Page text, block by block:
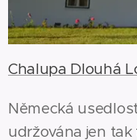
Chalupa Dlouhá
Německá
udržována jen